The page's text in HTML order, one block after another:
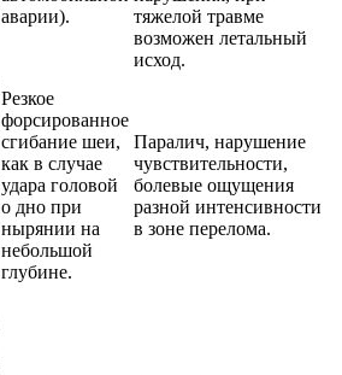
аварии).
тяжелой травме
возможен летальный
исход.
Резкое
форсированное
сгибание шеи,
как в случае
удара головой
о дно при
нырянии на
небольшой
глубине.
Паралич, нарушение
чувствительности,
болевые ощущения
разной интенсивности
в зоне перелома.